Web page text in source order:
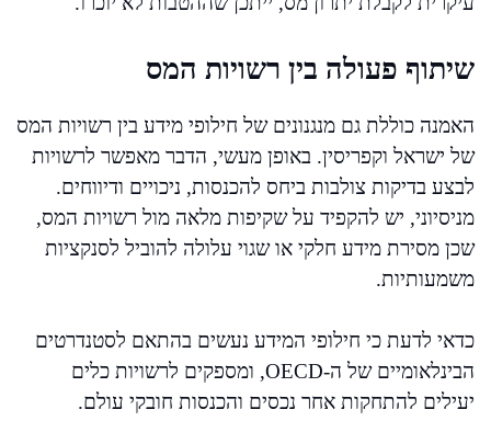
שיתוף פעולה בין רשויות המס
האמנה כוללת גם מנגנונים של חילופי מידע בין רשויות המס
של ישראל וקפריסין. באופן מעשי, הדבר מאפשר לרשויות
לבצע בדיקות צולבות ביחס להכנסות, ניכויים ודיווחים.
מניסיוני, יש להקפיד על שקיפות מלאה מול רשויות המס,
שכן מסירת מידע חלקי או שגוי עלולה להוביל לסנקציות
משמעותיות.
כדאי לדעת כי חילופי המידע נעשים בהתאם לסטנדרטים
הבינלאומיים של ה-OECD, ומספקים לרשויות כלים
יעילים להתחקות אחר נכסים והכנסות חובקי עולם.